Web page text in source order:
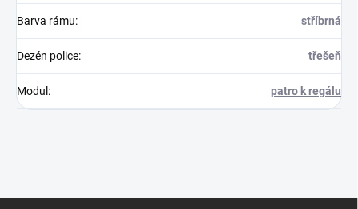
Barva rámu: stříbrná
Dezén police: třešeň
Modul : patro k regálu